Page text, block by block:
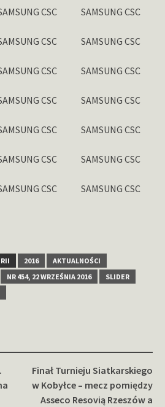
CSC SAMSUNG CSC
CSC SAMSUNG CSC
CSC SAMSUNG CSC
CSC SAMSUNG CSC
CSC SAMSUNG CSC
CSC SAMSUNG CSC
CSC SAMSUNG CSC
2016
AKTUALNOŚCI
NR 454, 22 WRZEŚNIA 2016
SLIDER
Finał Turnieju Siatkarskiego
w Kobyłce – mecz pomiędzy
Asseco Resovią Rzeszów a